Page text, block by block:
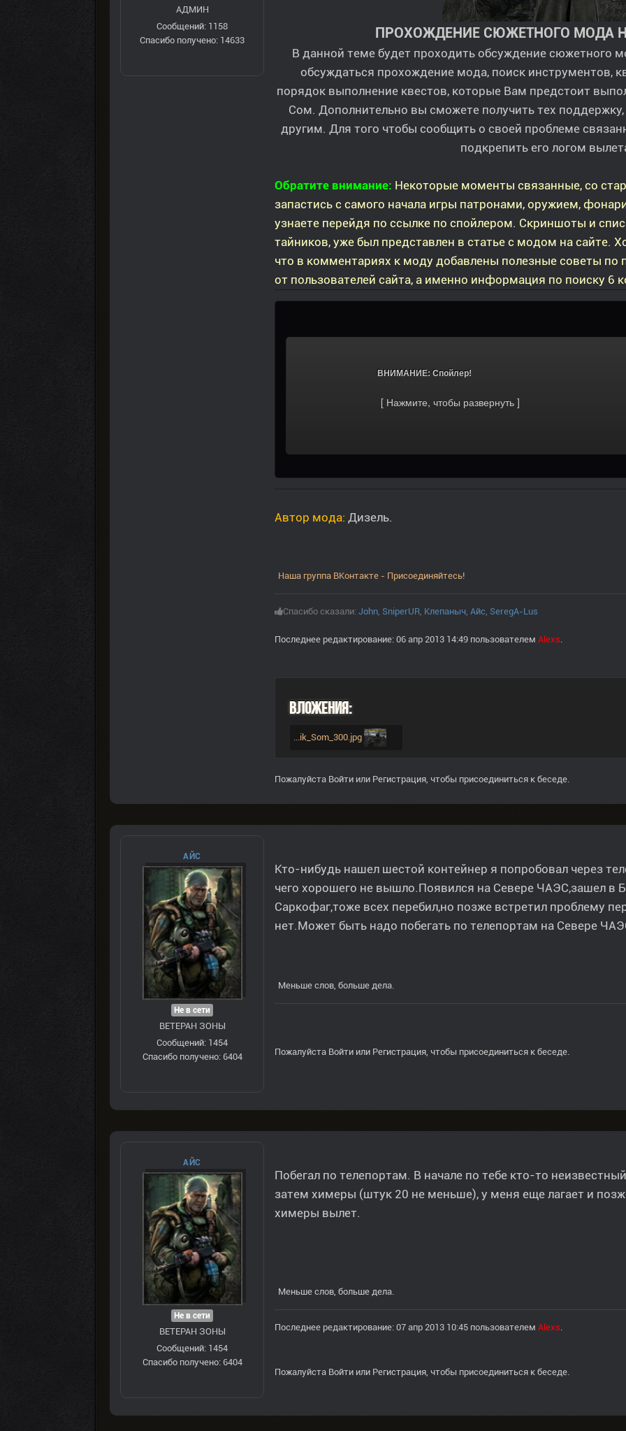
АДМИН
Сообщений: 1158
Спасибо получено: 14633
ПРОХОЖДЕНИЕ СЮЖЕТНОГО МОДА
В данной теме будет проходить обсуждение сюжетного
обсуждаться прохождение мода, поиск инструментов,
порядок выполнение квестов, которые Вам предстоит
Сом. Дополнительно вы сможете получить тех
другим. Для того чтобы сообщить о своей проблеме
подкрепить его логом
Обратите внимание: Некоторые моменты связанные, со
запастись с самого начала игры патронами, оружием,
узнаете перейдя по ссылке по спойлером. Скриншоты и
тайников, уже был представлен в статье с модом на сайте.
что в комментариях к моду добавлены полезные советы
от пользователей сайта, а именно информация по поиску 6
Автор мода: Дизель.
Наша группа ВКонтакте - Присоединяйтесь!
Спасибо сказали: John, SniperUR, Клепаныч, Aйс, SeregA-Lus
Последнее редактирование: 06 апр 2013 14:49 пользователем Alexs.
Вложения:
...ik_Som_300.jpg
Пожалуйста Войти или Регистрация , чтобы присоединиться к беседе.
AЙС
Не в сети
ВЕТЕРАН ЗOНЫ
Сообщений: 1454
Спасибо получено: 6404
Кто-нибудь нашел шестой контейнер я попробовал через
чего хорошего не вышло.Появился на Севере ЧАЭС,зашел в
Саркофаг,тоже всех перебил,но позже встретил проблему
нет.Может быть надо побегать по телепортам на Севере
Меньше слов, больше дела.
Пожалуйста Войти или Регистрация , чтобы присоединиться к беседе.
AЙС
Не в сети
ВЕТЕРАН ЗOНЫ
Сообщений: 1454
Спасибо получено: 6404
Побегал по телепортам. В начале по тебе кто-то
затем химеры (штук 20 не меньше), у меня еще лагает и
химеры вылет.
Меньше слов, больше дела.
Последнее редактирование: 07 апр 2013 10:45 пользователем Alexs
Пожалуйста Войти или Регистрация , чтобы присоединиться к беседе.